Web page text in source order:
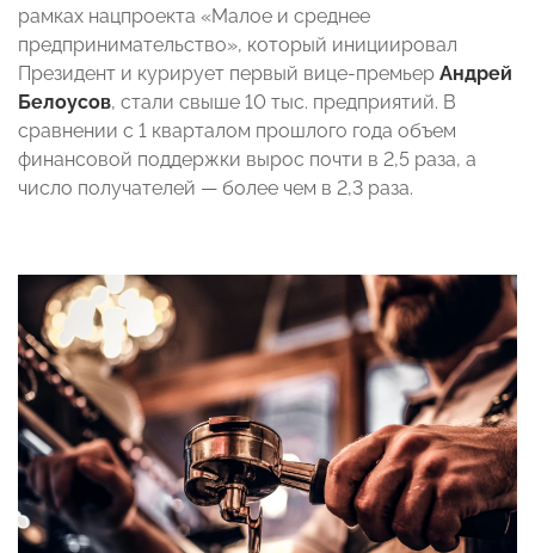
рамках нацпроекта «Малое и среднее
предпринимательство», который инициировал
Президент и курирует первый вице-премьер Андрей
Белоусов, стали свыше 10 тыс. предприятий. В
сравнении с 1 кварталом прошлого года объем
финансовой поддержки вырос почти в 2,5 раза, а
число получателей — более чем в 2,3 раза.